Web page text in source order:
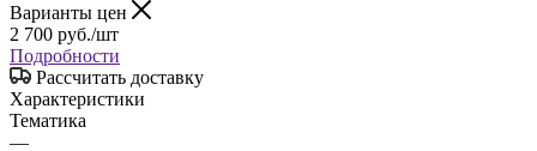
Варианты цен
2 700 руб./шт
Подробности
Рассчитать доставку
Характеристики
Тематика
—